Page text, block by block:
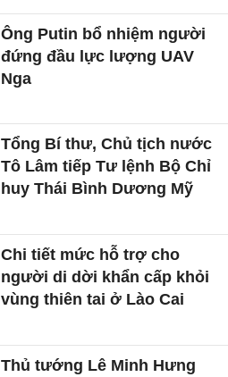
Ông Putin bổ nhiệm người
đứng đầu lực lượng UAV
Nga
Tổng Bí thư, Chủ tịch nước
Tô Lâm tiếp Tư lệnh Bộ Chỉ
huy Thái Bình Dương Mỹ
Chi tiết mức hỗ trợ cho
người di dời khẩn cấp khỏi
vùng thiên tai ở Lào Cai
Thủ tướng Lê Minh Hưng